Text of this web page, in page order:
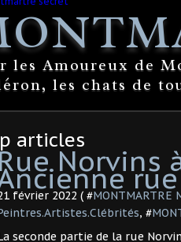
les Amoureux de
les chats de
articles
Rue Norvins
février 2022 ( #
, #
seconde partie de la rue